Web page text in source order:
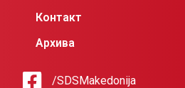
Контакт
Архива
/SDSMakedonija